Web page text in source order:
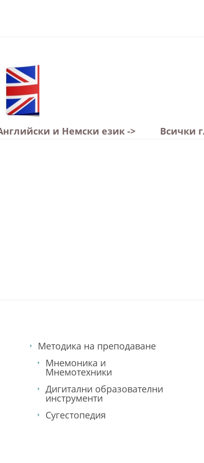
и Немски език -> Всички
Методика на преподаване
Мнемоника и
Мнемотехники
Дигитални образователни
инструменти
Сугестопедия